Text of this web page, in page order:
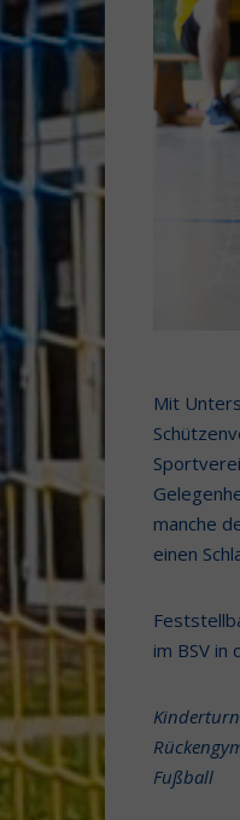
Mit
manche
einen
im BSV in
Fußball